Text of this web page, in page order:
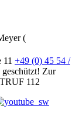
(
+49 (0) 45 54 /
Zur
112